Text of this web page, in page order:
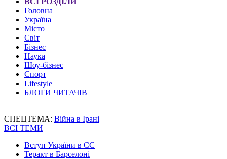
Головна
Україна
Місто
Світ
Бізнес
Наука
Шоу-бізнес
Спорт
Lifestyle
БЛОГИ ЧИТАЧІВ
СПЕЦТЕМА: Війна в Ірані
ВСІ ТЕМИ
Вступ України в ЄС
Теракт в Барселоні